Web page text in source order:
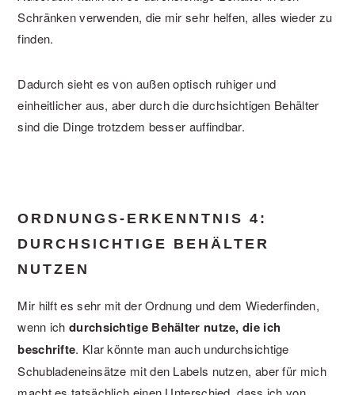
Schränken verwenden, die mir sehr helfen, alles wieder zu
finden.
Dadurch sieht es von außen optisch ruhiger und
einheitlicher aus, aber durch die durchsichtigen Behälter
sind die Dinge trotzdem besser auffindbar.
ORDNUNGS-ERKENNTNIS 4:
DURCHSICHTIGE BEHÄLTER
NUTZEN
Mir hilft es sehr mit der Ordnung und dem Wiederfinden,
wenn ichdurchsichtige Behälter nutze, die ich
beschrifte. Klar könnte man auch undurchsichtige
Schubladeneinsätze mit den Labels nutzen, aber für mich